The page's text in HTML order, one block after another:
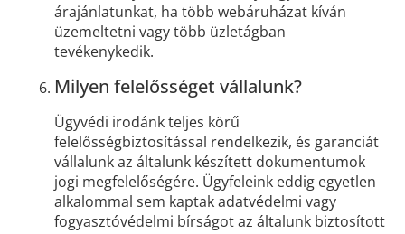
árajánlatunkat, ha több webáruházat kíván
üzemeltetni vagy több üzletágban
tevékenykedik.
Milyen felelősséget vállalunk?
Ügyvédi irodánk teljes körű
felelősségbiztosítással rendelkezik, és garanciát
vállalunk az általunk készített dokumentumok
jogi megfelelőségére. Ügyfeleink eddig egyetlen
alkalommal sem kaptak adatvédelmi vagy
fogyasztóvédelmi bírságot az általunk biztosított